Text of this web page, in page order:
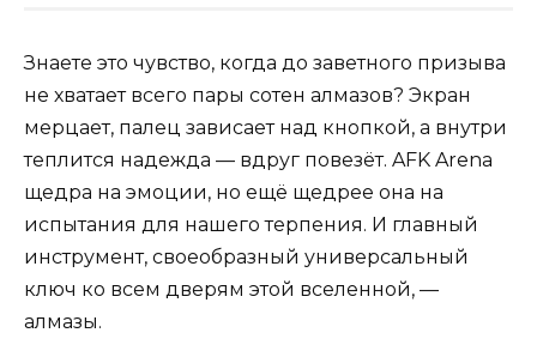
Знаете это чувство, когда до заветного призыва
не хватает всего пары сотен алмазов? Экран
мерцает, палец зависает над кнопкой, а внутри
теплится надежда — вдруг повезёт. AFK Arena
щедра на эмоции, но ещё щедрее она на
испытания для нашего терпения. И главный
инструмент, своеобразный универсальный
ключ ко всем дверям этой вселенной, —
алмазы.